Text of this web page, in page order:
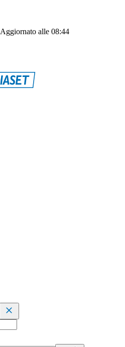
Aggiornato alle 08:44